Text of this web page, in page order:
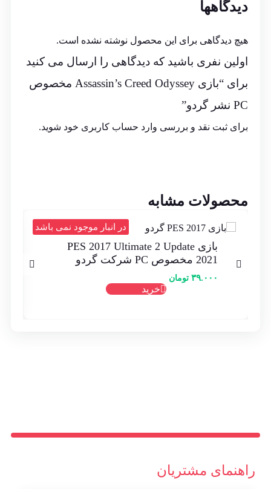
دیدگاهها
هیچ دیدگاهی برای این محصول نوشته نشده است.
اولین نفری باشید که دیدگاهی را ارسال می کنید
برای “بازی Assassin’s Creed Odyssey مخصوص
PC نشر گردو”
برای ثبت نقد و بررسی وارد حساب کاربری خود شوید.
محصولات مشابه
در انبار موجود نمی باشد
بازی PES 2017 Ultimate 2 Update
2021 مخصوص PC شرکت گردو
۳۹.۰۰۰ تومان
خرید
راهنمای مشتریان